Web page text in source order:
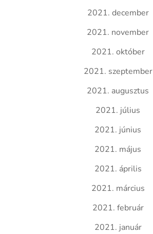
2021. december
2021. november
2021. október
2021. szeptember
2021. augusztus
2021. július
2021. június
2021. május
2021. április
2021. március
2021. február
2021. január